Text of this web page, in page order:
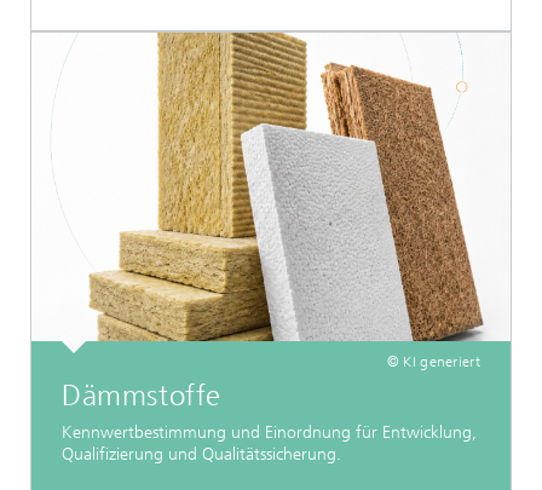
© KI generiert
Dämmstoffe
Kennwertbestimmung und Einordnung für Entwicklung,
Qualifizierung und Qualitätssicherung.